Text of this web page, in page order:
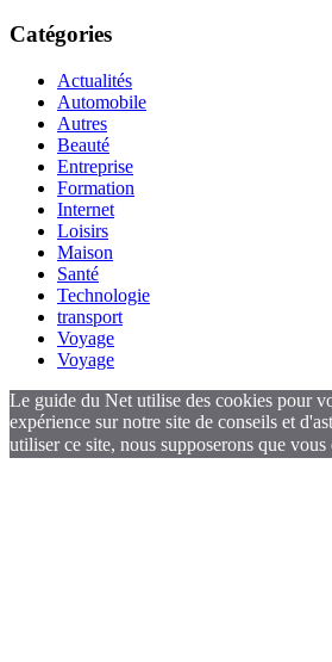
Catégories
Actualités
Automobile
Autres
Beauté
Entreprise
Formation
Internet
Loisirs
Maison
Santé
Technologie
transport
Voyage
Voyage
Le guide du Net utilise des cookies pour
expérience sur notre site de conseils et
utiliser ce site, nous supposerons que vous